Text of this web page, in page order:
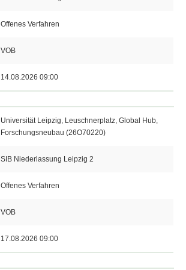
Offenes Verfahren
VOB
14.08.2026 09:00
Universität Leipzig, Leuschnerplatz, Global Hub,
Forschungsneubau (26O70220)
SIB Niederlassung Leipzig 2
Offenes Verfahren
VOB
17.08.2026 09:00